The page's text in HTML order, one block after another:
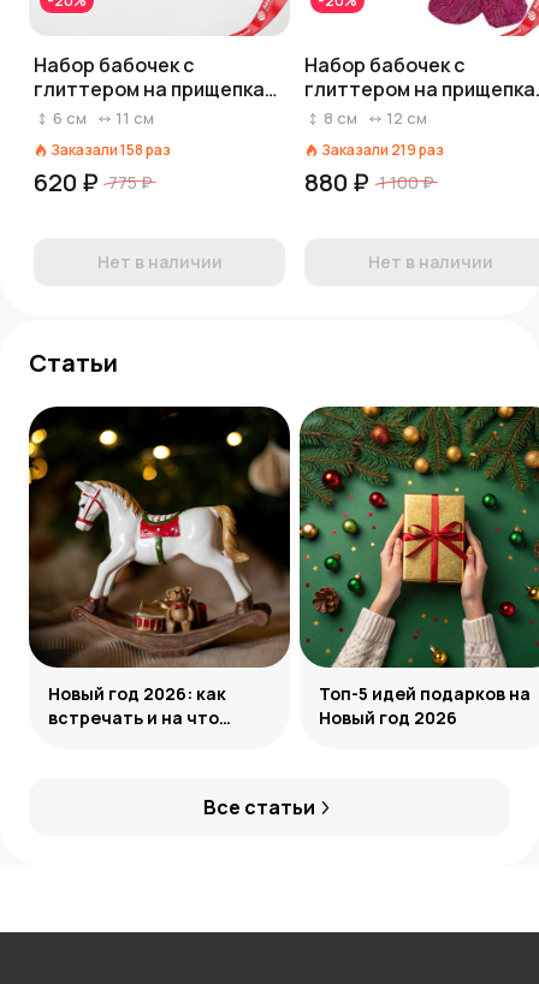
Набор бабочек с
глиттером на прищепках
2шт., 11см, черный
6 см 11 см
Заказали158раз
620 ₽ 775 ₽
Нет в наличии
Набор бабочек с
глиттером на
3шт., 11,5см, темно-
8 см 12 см
Заказали 219раз
880 ₽ 1 100 ₽
Нет в наличии
Статьи
Все статьи
Новый год 2026: как
встречать и на что
Топ-5 идей подарков на
Новый год 2026